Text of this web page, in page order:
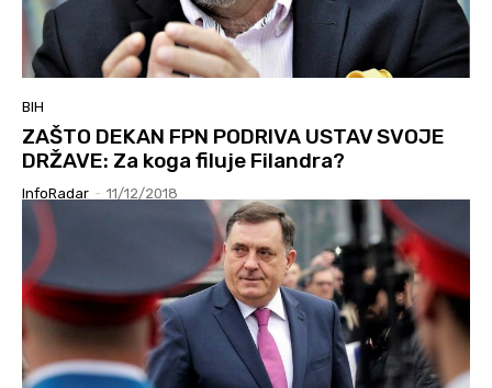
BIH
ZAŠTO DEKAN FPN PODRIVA USTAV SVOJE
DRŽAVE: Za koga filuje Filandra?
InfoRadar - 11/12/2018